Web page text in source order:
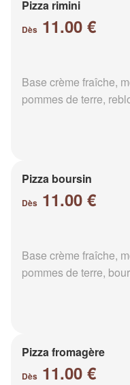
Pizza rimini
Dès 11.00 €
Base crème fraîche,
pommes de terre,
Pizza boursin
Dès 11.00 €
Base crème fraîche,
pommes de terre,
Pizza fromagère
Dès 11.00 €